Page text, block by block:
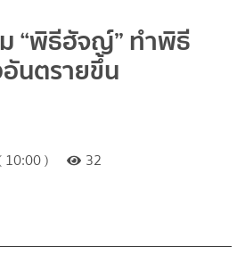
“พิธีฮัจญ์” ทำพิธี
นตรายขึ้น
)
32